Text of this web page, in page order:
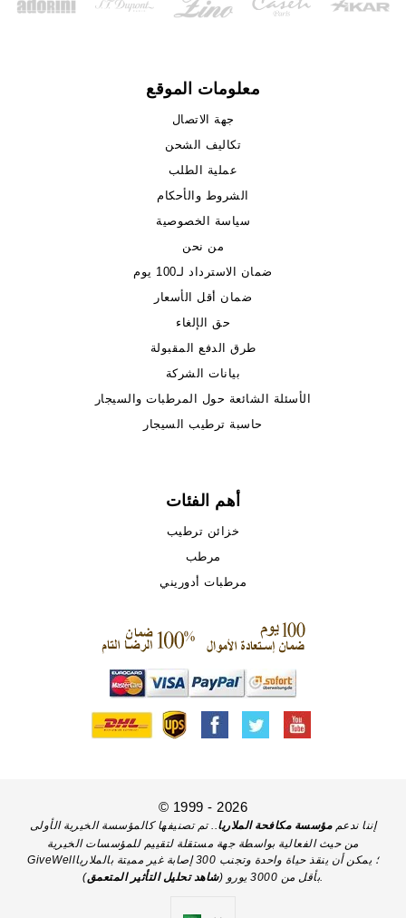
معلومات الموقع
جهة الاتصال
تكاليف الشحن
عملية الطلب
الشروط والأحكام
سياسة الخصوصية
من نحن
ضمان الاسترداد لـ100 يوم
ضمان أقل الأسعار
حق الإلغاء
طرق الدفع المقبولة
بيانات الشركة
الأسئلة الشائعة حول المرطبات والسيجار
حاسبة ترطيب السيجار
أهم الفئات
خزائن ترطيب
مرطب
مرطبات أدوريني
© 1999 - 2026
إننا ندعممؤسسة مكافحة الملاريا .. تم تصنيفها كالمؤسسة الخيرية الأولى
من حيث الفعالية بواسطة جهة مستقلة لتقييم للمؤسسات الخيرية
GiveWell؛ يمكن أن ينقذ حياة واحدة وتجنب 300 إصابة غير مميتة بالملاريا
بأقل من 3000 يورو (
شاهد تحليل التأثير المتعمق